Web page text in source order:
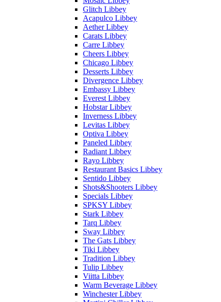
Glitch Libbey
Acapulco Libbey
Aether Libbey
Carats Libbey
Carre Libbey
Cheers Libbey
Chicago Libbey
Desserts Libbey
Divergence Libbey
Embassy Libbey
Everest Libbey
Hobstar Libbey
Inverness Libbey
Levitas Libbey
Optiva Libbey
Paneled Libbey
Radiant Libbey
Rayo Libbey
Restaurant Basics Libbey
Sentido Libbey
Shots&Shooters Libbey
Specials Libbey
SPKSY Libbey
Stark Libbey
Tarq Libbey
Sway Libbey
The Gats Libbey
Tiki Libbey
Tradition Libbey
Tulip Libbey
Viitta Libbey
Warm Beverage Libbey
Winchester Libbey